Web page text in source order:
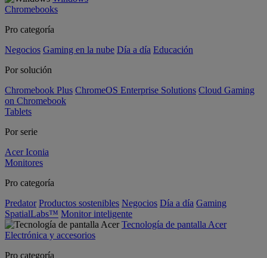
Chromebooks
Pro categoría
Negocios Gaming en la nube Día a día Educación
Por solución
Chromebook Plus ChromeOS Enterprise Solutions Cloud Gaming
on Chromebook
Tablets
Por serie
Acer Iconia
Monitores
Pro categoría
Predator Productos sostenibles Negocios Día a día Gaming
SpatialLabs™ Monitor inteligente
Tecnología de pantalla Acer
Electrónica y accesorios
Pro categoría